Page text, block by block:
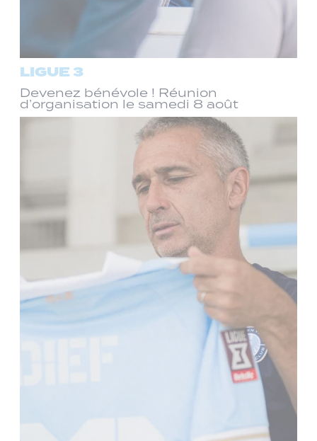
LIGUE 3
Devenez bénévole ! Réunion
d’organisation le samedi 8 août